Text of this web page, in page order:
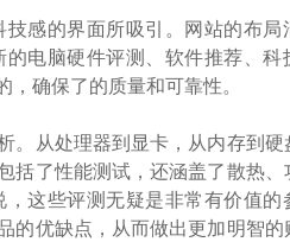
感的界面所吸引。网站的布局
电脑硬件评测、软件推荐、科
确保了的质量和可靠性。
。从处理器到显卡，从内存到硬
括了性能测试，还涵盖了散热、
这些评测无疑是非常有价值的
的优缺点，从而做出更加明智的